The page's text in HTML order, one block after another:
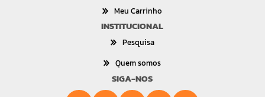
Meu Carrinho
INSTITUCIONAL
Pesquisa
Quem somos
SIGA-NOS